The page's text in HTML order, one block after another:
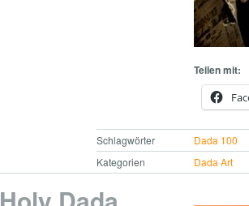
Teilen mit:
Schlagwörter
Dada 100
Kategorien
Dada Art